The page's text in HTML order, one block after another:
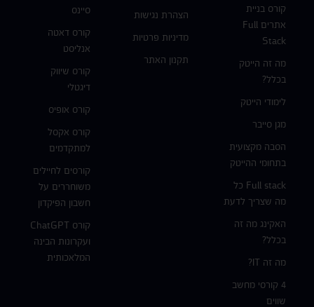
קורס בניית
אתרים Full
Stack
מה זה הייטק
בכלל?
לימודי הייטק
מגן סייבר
הסבה מקצועית
בתחומי ההייטק
Full stack כל
מה שצריך לדעת
האקינג מה זה
בכלל?
מה זה IT?
4 קורסי מחשב
שווים
הצהרת נגישות
מדיניות פרטיות
תקנון האתר
סיינס
קורס דאטה
אנליסט
קורס שיווק
דיגטלי
קורס אופיס
קורס אקסל
למתקדמים
קורסים לחיילים
משוחררים על
חשבון הפיקדון
קורס ChatGPT
ועקרונות הבינה
המלאכותית